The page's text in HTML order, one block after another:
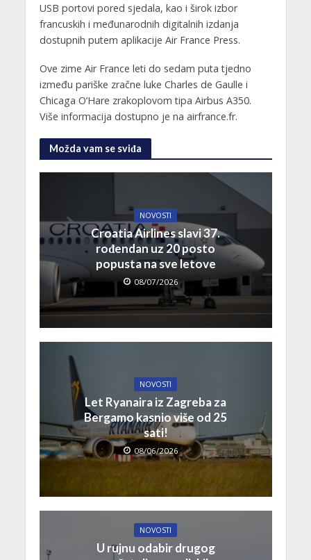
USB portovi pored sjedala, kao i širok izbor
francuskih i međunarodnih digitalnih izdanja
dostupnih putem aplikacije Air France Press.
Ove zime Air France leti do sedam puta tjedno
između pariške zračne luke Charles de Gaulle i
Chicaga O’Hare zrakoplovom tipa Airbus A350.
Više informacija dostupno je na airfrance.fr.
Možda vam se sviđa
NOVOSTI
Croatia Airlines slavi 37.
rođendan uz 20 posto
popusta na sve letove
08/07/2026
NOVOSTI
Let Ryanaira iz Zagreba za
Bergamo kasnio više od 25
sati!
08/06/2026
NOVOSTI
U rujnu odabir drugog